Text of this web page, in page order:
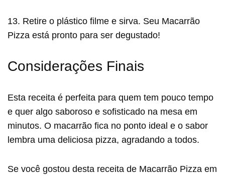
13. Retire o plástico filme e sirva. Seu Macarrão
Pizza está pronto para ser degustado!
Considerações Finais
Esta receita é perfeita para quem tem pouco tempo
e quer algo saboroso e sofisticado na mesa em
minutos. O macarrão fica no ponto ideal e o sabor
lembra uma deliciosa pizza, agradando a todos.
Se você gostou desta receita de Macarrão Pizza em